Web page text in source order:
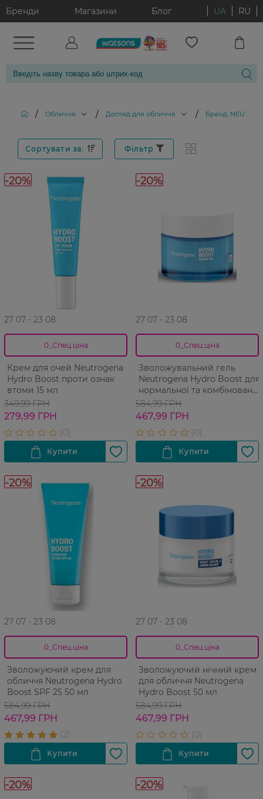
Бренди Магазини Блог UA RU
/ Обличчя / Догляд для обличчя / Бренд:
Сортувати за: Фільтр
-20%
27 07 - 23 08
0_Спец.ціна
Крем для очей Neutrogena
Hydro Boost проти ознак
втоми 15 мл
349,99 ГРН
279,99 ГРН
-20%
27 07 - 23 08
0_Спец.ціна
Зволожувальний гель
Neutrogena Hydro Boost для
нормальної та комбінованої
шкіри 50 мл
584,99 ГРН
467,99 ГРН
-20%
27 07 - 23 08
0_Спец.ціна
Зволожуючий крем для
обличчя Neutrogena Hydro
Boost SPF 25 50 мл
584,99 ГРН
467,99 ГРН
-20%
27 07 - 23 08
0_Спец.ціна
Зволожуючий нічний крем
для обличчя Neutrogena
Hydro Boost 50 мл
584,99 ГРН
467,99 ГРН
-20% -20%